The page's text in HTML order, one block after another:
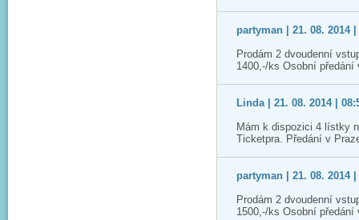
partyman | 21. 08. 2014 |
Prodám 2 dvoudenní
1400,-/ks Osobní
Linda | 21. 08. 2014 |
Mám k dispozici 4 lístky
Ticketpra. Předání v
partyman | 21. 08. 2014 |
Prodám 2 dvoudenní
1500,-/ks Osobní